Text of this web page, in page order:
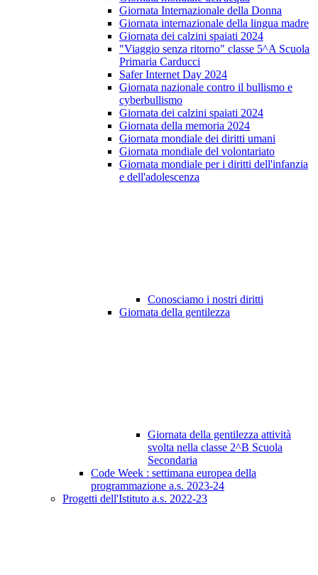
Giornata Internazionale della Donna
Giornata internazionale della lingua madre
Giornata dei calzini spaiati 2024
"Viaggio senza ritorno" classe 5^A Scuola
Primaria Carducci
Safer Internet Day 2024
Giornata nazionale contro il bullismo e
cyberbullismo
Giornata dei calzini spaiati 2024
Giornata della memoria 2024
Giornata mondiale dei diritti umani
Giornata mondiale del volontariato
Giornata mondiale per i diritti dell'infanzia
e dell'adolescenza
Conosciamo i nostri diritti
Giornata della gentilezza
Giornata della gentilezza attività
svolta nella classe 2^B Scuola
Secondaria
Code Week : settimana europea della
programmazione a.s. 2023-24
Progetti dell'Istituto a.s. 2022-23